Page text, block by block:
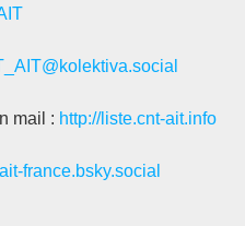
mail : http://liste.cnt-ait.info
france.bsky.social